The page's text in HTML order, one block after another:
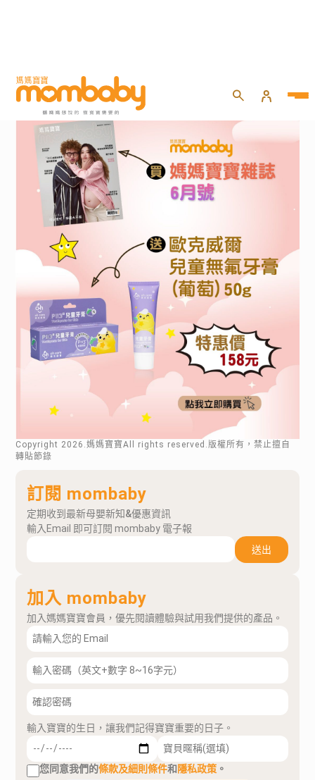
Copyright 2026 .媽媽寶寶All rights reserved.版權所有，禁止擅自
轉貼節錄
訂閱 mombaby
定期收到最新母嬰新知&優惠資訊
輸入Email 即可訂閱 mombaby 電子報
送出
加入 mombaby
加入媽媽寶寶會員，優先閱讀體驗與試用我們提供的產品。
輸入寶寶的生日，讓我們記得寶寶重要的日子。
您同意我們的條款及細則條件和隱私政策 。